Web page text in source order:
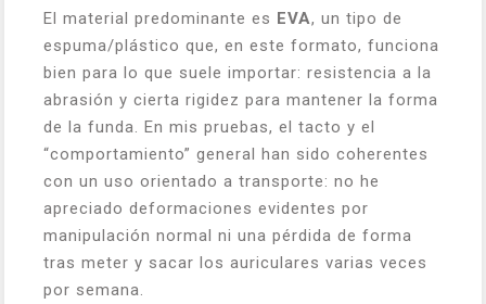
El material predominante es EVA, un tipo de
espuma/plástico que, en este formato, funciona
bien para lo que suele importar: resistencia a la
abrasión y cierta rigidez para mantener la forma
de la funda. En mis pruebas, el tacto y el
“comportamiento” general han sido coherentes
con un uso orientado a transporte: no he
apreciado deformaciones evidentes por
manipulación normal ni una pérdida de forma
tras meter y sacar los auriculares varias veces
por semana.